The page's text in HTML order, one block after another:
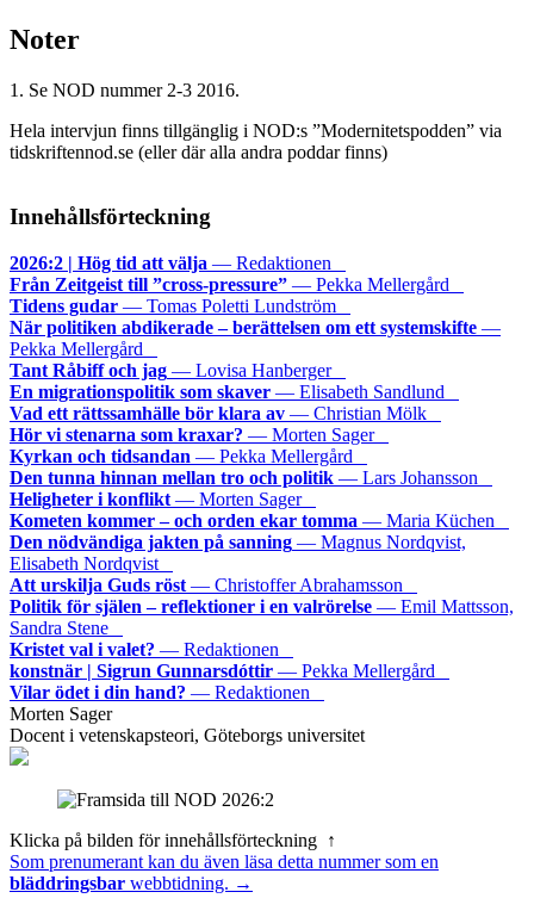
Noter
1. Se NOD nummer 2-3 2016.
Hela intervjun finns tillgänglig i NOD:s ”Modernitetspodden” via
tidskriftennod.se (eller där alla andra poddar finns)
Innehållsförteckning
2026:2 | Hög tid att välja — Redaktionen
Från Zeitgeist till ”cross-pressure” — Pekka Mellergård
Tidens gudar — Tomas Poletti Lundström
När politiken abdikerade – berättelsen om ett systemskifte —
Pekka Mellergård
Tant Råbiff och jag — Lovisa Hanberger
En migrationspolitik som skaver — Elisabeth Sandlund
Vad ett rättssamhälle bör klara av — Christian Mölk
Hör vi stenarna som kraxar? — Morten Sager
Kyrkan och tidsandan — Pekka Mellergård
Den tunna hinnan mellan tro och politik — Lars Johansson
Heligheter i konflikt — Morten Sager
Kometen kommer – och orden ekar tomma — Maria Küchen
Den nödvändiga jakten på sanning — Magnus Nordqvist,
Elisabeth Nordqvist
Att urskilja Guds röst — Christoffer Abrahamsson
Politik för själen – reflektioner i en valrörelse — Emil Mattsson,
Sandra Stene
Kristet val i valet? — Redaktionen
konstnär | Sigrun Gunnarsdóttir — Pekka Mellergård
Vilar ödet i din hand? — Redaktionen
Morten Sager
Docent i vetenskapsteori, Göteborgs universitet
Klicka på bilden för innehållsförteckning ↑
Som prenumerant kan du även läsa detta nummer som en
bläddringsbar webbtidning. →